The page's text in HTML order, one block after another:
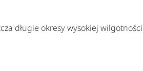
długie okresy wysokiej